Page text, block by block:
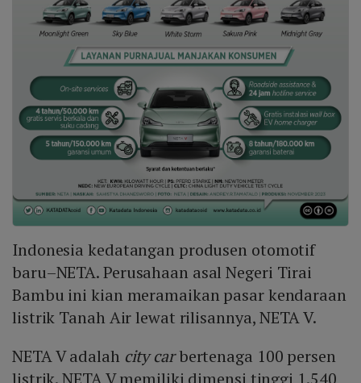
Indonesia kedatangan produsen otomotif
baru–NETA. Perusahaan asal Negeri Tirai
Bambu ini kian meramaikan pasar kendaraan
listrik Tanah Air lewat rilisannya, NETA V.
NETA V adalah city carbertenaga 100 persen